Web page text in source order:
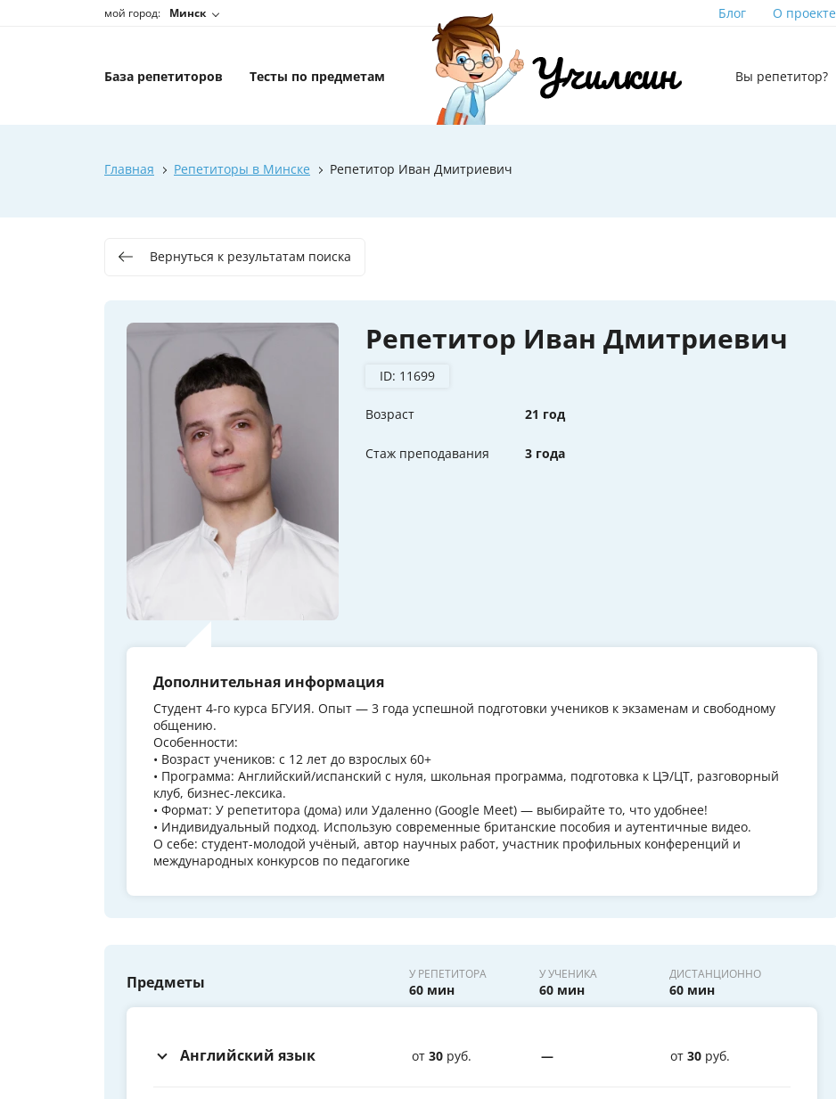
мой город: Минск Блог О проекте
База репетиторов Тесты по предметам Вы репетитор?
Главная Репетиторы в Минске Репетитор Иван Дмитриевич
Вернуться к результатам поиска
Репетитор Иван Дмитриевич
ID: 11699
Возраст 21 год
Стаж преподавания 3 года
Дополнительная информация
Студент 4-го курса БГУИЯ. Опыт — 3 года успешной подготовки учеников к экзаменам и свободному
общению.
Особенности:
• Возраст учеников: с 12 лет до взрослых 60+
• Программа: Английский/испанский с нуля, школьная программа, подготовка к ЦЭ/ЦТ, разговорный
клуб, бизнес-лексика.
• Формат: У репетитора (дома) или Удаленно (Google Meet) — выбирайте то, что удобнее!
• Индивидуальный подход. Использую современные британские пособия и аутентичные видео.
О себе: студент-молодой учёный, автор научных работ, участник профильных конференций и
международных конкурсов по педагогике
Предметы У РЕПЕТИТОРА
60 мин
У УЧЕНИКА
60 мин
ДИСТАНЦИОННО
60 мин
Английский язык от 30 руб. — от 30 руб.